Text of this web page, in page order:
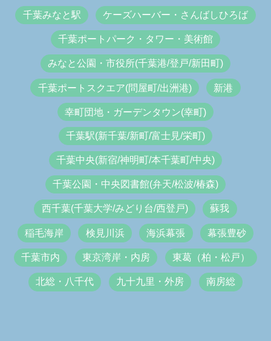
千葉みなと駅 ケーズハーバー・さんばしひろば
千葉ポートパーク・タワー・美術館
みなと公園・市役所(千葉港/登戸/新田町)
千葉ポートスクエア(問屋町/出洲港) 新港
幸町団地・ガーデンタウン(幸町)
千葉駅(新千葉/新町/富士見/栄町)
千葉中央(新宿/神明町/本千葉町/中央)
千葉公園・中央図書館(弁天/松波/椿森)
西千葉(千葉大学/みどり台/西登戸) 蘇我
稲毛海岸 検見川浜 海浜幕張 幕張豊砂
千葉市内 東京湾岸・内房 東葛（柏・松戸）
北総・八千代 九十九里・外房 南房総